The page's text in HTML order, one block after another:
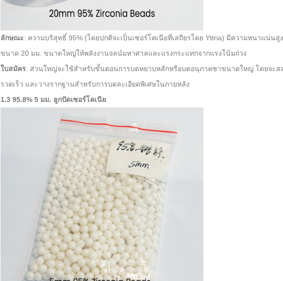
ลักษณะ: ความบริสุทธิ์ 95% (โดยปกติจะเป็นเซอร์โคเนียที่เสถียรโดย Yttria) มีความหนาแน่น
ขนาด 20 มม. ขนาดใหญ่ให้พลังงานจลน์มหาศาลและแรงกระแทกจากแรงโน้มถ่วง
ใบสมัคร: ส่วนใหญ่จะใช้สำหรับขั้นตอนการบดหยาบหลักหรือบดอนุภาคชาขนาดใหญ่ โดยจะสล
รวดเร็ว และวางรากฐานสำหรับการบดละเอียดพิเศษในภายหลัง
1.3 95.8% 5 มม. ลูกปัดเซอร์โคเนีย